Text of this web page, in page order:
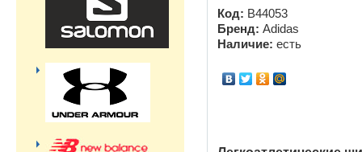
Код: B44053
Бренд: Adidas
Наличие: есть